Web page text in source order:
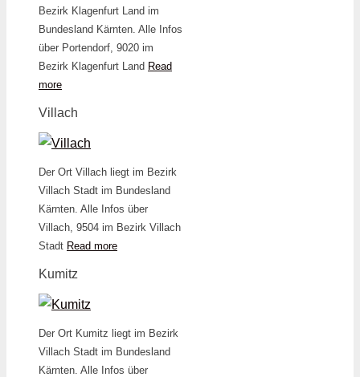
Bezirk Klagenfurt Land im
Bundesland Kärnten. Alle Infos
über Portendorf, 9020 im
Bezirk Klagenfurt Land Read
more
Villach
Der Ort Villach liegt im Bezirk
Villach Stadt im Bundesland
Kärnten. Alle Infos über
Villach, 9504 im Bezirk Villach
Stadt Read more
Kumitz
Der Ort Kumitz liegt im Bezirk
Villach Stadt im Bundesland
Kärnten. Alle Infos über